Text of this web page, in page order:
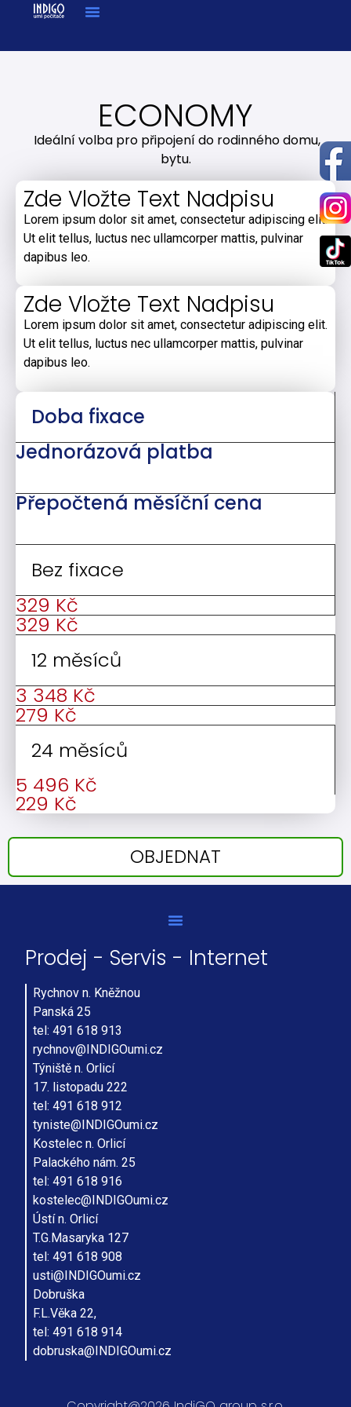
ECONOMY
Ideální volba pro připojení do rodinného domu,
bytu.
Zde Vložte Text Nadpisu
Lorem ipsum dolor sit amet, consectetur adipiscing elit.
Ut elit tellus, luctus nec ullamcorper mattis, pulvinar
dapibus leo.
Zde Vložte Text Nadpisu
Lorem ipsum dolor sit amet, consectetur adipiscing elit.
Ut elit tellus, luctus nec ullamcorper mattis, pulvinar
dapibus leo.
Doba fixace
Jednorázová platba
Přepočtená měsíční cena
Bez fixace
329 Kč
329 Kč
12 měsíců
3 348 Kč
279 Kč
24 měsíců
5 496 Kč
229 Kč
OBJEDNAT
Prodej - Servis - Internet
Rychnov n. Kněžnou
Panská 25
tel: 491 618 913
rychnov@INDIGOumi.cz
Týniště n. Orlicí
17. listopadu 222
tel: 491 618 912
tyniste@INDIGOumi.cz
Kostelec n. Orlicí
Palackého nám. 25
tel: 491 618 916
kostelec@INDIGOumi.cz
Ústí n. Orlicí
T.G.Masaryka 127
tel: 491 618 908
usti@INDIGOumi.cz
Dobruška
F.L.Věka 22,
tel: 491 618 914
dobruska@INDIGOumi.cz